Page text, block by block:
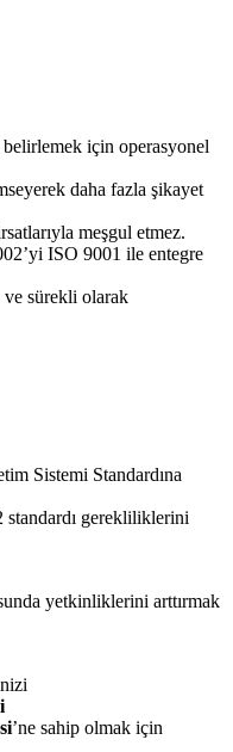
için operasyonel
daha fazla şikayet
meşgul etmez.
ISO 9001 ile entegre
sürekli olarak
Sistemi Standardına
gerekliliklerini
yetkinliklerini arttırmak
’ne sahip olmak için